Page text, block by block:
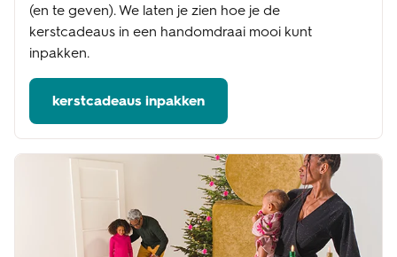
(en te geven). We laten je zien hoe je de
kerstcadeaus in een handomdraai mooi kunt
inpakken.
kerstcadeaus inpakken